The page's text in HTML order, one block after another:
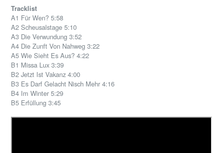
Tracklist
A1 Für Wen? 5:58
A2 Scheusalstage 5:10
A3 Die Verwundung 3:52
A4 Die Zunft Von Nahweg 3:22
A5 Wie Sieht Es Aus? 4:22
B1 Missa Lux 3:39
B2 Jetzt Ist Vakanz 4:00
B3 Es Darf Gelacht Nisch Mehr 4:16
B4 Im Winter 5:29
B5 Erfüllung 3:45